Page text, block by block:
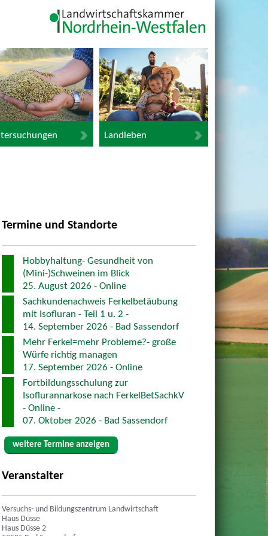
Landleben
Termine und Standorte
Hobbyhaltung- Gesundheit von
(Mini-)Schweinen im Blick
25. August 2026 - Online
Sachkundenachweis Ferkelbetäubung
mit Isofluran - Teil 1 u. 2 -
14. September 2026 - Bad Sassendorf
Mehr Ferkel=mehr Probleme?- große
Würfe richtig managen
17. September 2026 - Online
Fortbildungsschulung zur
Isoflurannarkose nach FerkelBetSachkV
- Online -
07. Oktober 2026 - Bad Sassendorf
weitere Termine anzeigen
Veranstalter
Versuchs- und Bildungszentrum Landwirtschaft
Haus Düsse
Haus Düsse 2